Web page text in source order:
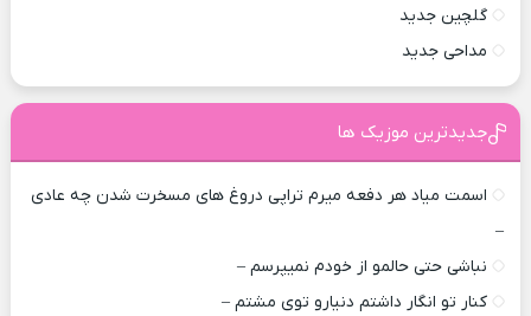
گلچین جدید
مداحی جدید
جدیدترین موزیک ها
اسمت میاد هر دفعه میرم تراپی دروغ‌ های مسخرت شدن چه عادی
–
نباشی حتی حالمو از خودم نمیپرسم –
کنار تو انگار داشتم دنیارو توی مشتم –